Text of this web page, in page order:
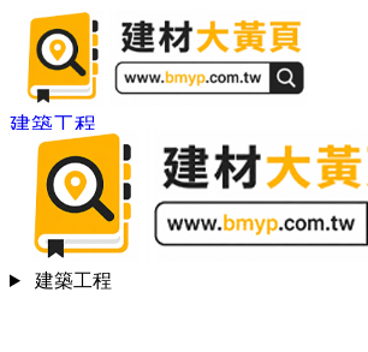
建築工程
建築工程